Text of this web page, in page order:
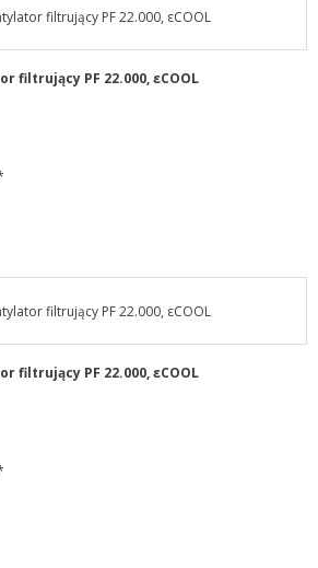
filtrujący PF 22.000, εCOOL
filtrujący PF 22.000, εCOOL